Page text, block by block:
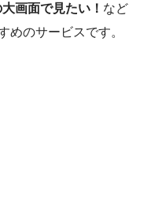
画面で見たい！ など
めのサービスです。